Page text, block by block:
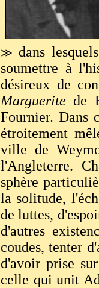
≫ dans
soumettre à
désireux de
Marguerite de
Fournier. Dans
étroitement
ville de
l'Angleterre.
sphère
la solitude,
de luttes,
d'autres
coudes, tenter
d'avoir prise
celle qui unit